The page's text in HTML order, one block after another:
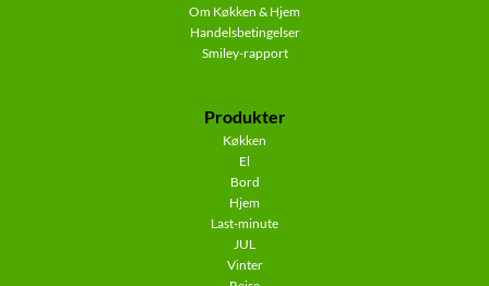
Om Køkken & Hjem
Handelsbetingelser
Smiley-rapport
Produkter
Køkken
El
Bord
Hjem
Last-minute
JUL
Vinter